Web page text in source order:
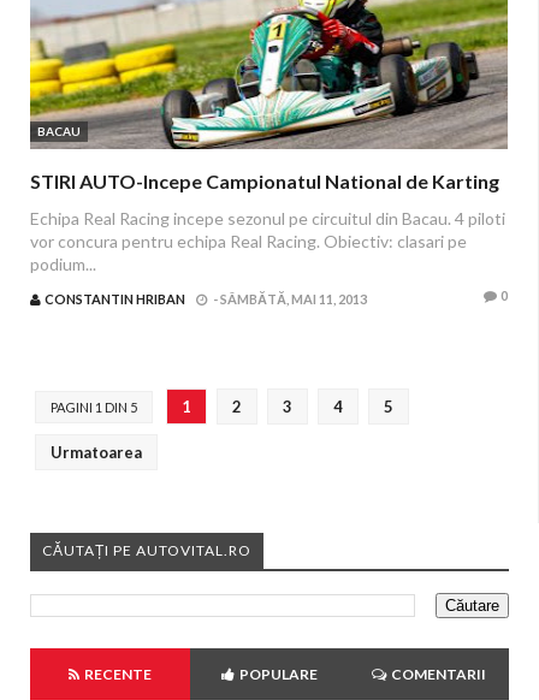
BACAU
STIRI AUTO-Incepe Campionatul National de Karting
Echipa Real Racing incepe sezonul pe circuitul din Bacau. 4 piloti
vor concura pentru echipa Real Racing. Obiectiv: clasari pe
podium...
CONSTANTIN HRIBAN -SÂMBĂTĂ, MAI 11, 2013 0
PAGINI 1 DIN 5 1 2 3 4 5
Urmatoarea
CĂUTAȚI PE AUTOVITAL.RO
RECENTE POPULARE COMENTARII